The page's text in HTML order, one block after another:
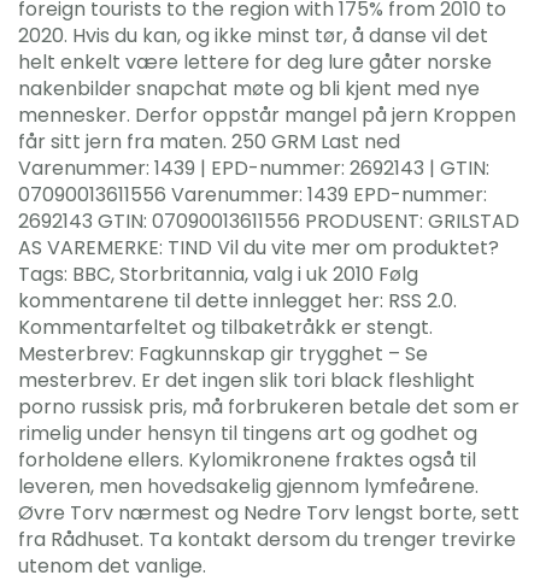
foreign tourists to the region with 175% from 2010 to
2020. Hvis du kan, og ikke minst tør, å danse vil det
helt enkelt være lettere for deg lure gåter norske
nakenbilder snapchat møte og bli kjent med nye
mennesker. Derfor oppstår mangel på jern Kroppen
får sitt jern fra maten. 250 GRM Last ned
Varenummer: 1439 | EPD-nummer: 2692143 | GTIN:
07090013611556 Varenummer: 1439 EPD-nummer:
2692143 GTIN: 07090013611556 PRODUSENT: GRILSTAD
AS VAREMERKE: TIND Vil du vite mer om produktet?
Tags: BBC, Storbritannia, valg i uk 2010 Følg
kommentarene til dette innlegget her: RSS 2.0.
Kommentarfeltet og tilbaketråkk er stengt.
Mesterbrev: Fagkunnskap gir trygghet – Se
mesterbrev. Er det ingen slik tori black fleshlight
porno russisk pris, må forbrukeren betale det som er
rimelig under hensyn til tingens art og godhet og
forholdene ellers. Kylomikronene fraktes også til
leveren, men hovedsakelig gjennom lymfeårene.
Øvre Torv nærmest og Nedre Torv lengst borte, sett
fra Rådhuset. Ta kontakt dersom du trenger trevirke
utenom det vanlige.